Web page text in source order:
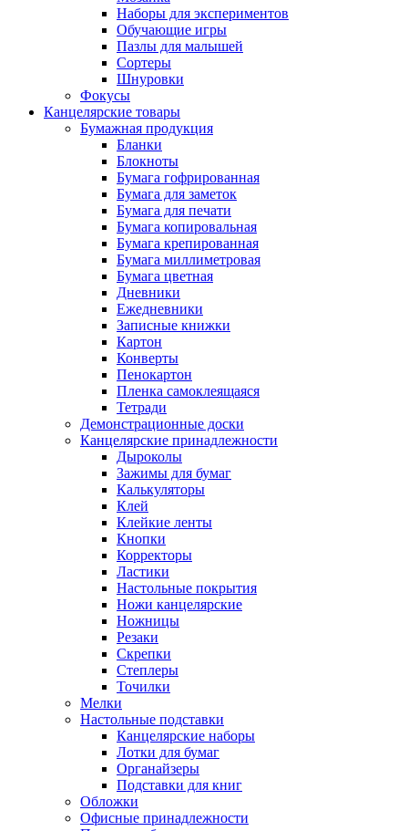
Наборы для экспериментов
Обучающие игры
Пазлы для малышей
Сортеры
Шнуровки
Фокусы
Канцелярские товары
Бумажная продукция
Бланки
Блокноты
Бумага гофрированная
Бумага для заметок
Бумага для печати
Бумага копировальная
Бумага крепированная
Бумага миллиметровая
Бумага цветная
Дневники
Ежедневники
Записные книжки
Картон
Конверты
Пенокартон
Пленка самоклеящаяся
Тетради
Демонстрационные доски
Канцелярские принадлежности
Дыроколы
Зажимы для бумаг
Калькуляторы
Клей
Клейкие ленты
Кнопки
Корректоры
Ластики
Настольные покрытия
Ножи канцелярские
Ножницы
Резаки
Скрепки
Степлеры
Точилки
Мелки
Настольные подставки
Канцелярские наборы
Лотки для бумаг
Органайзеры
Подставки для книг
Обложки
Офисные принадлежности